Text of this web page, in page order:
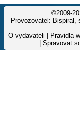
©2009-
Provozovatel: Bispiral,
O vydavateli
Pravidla
Spravovat